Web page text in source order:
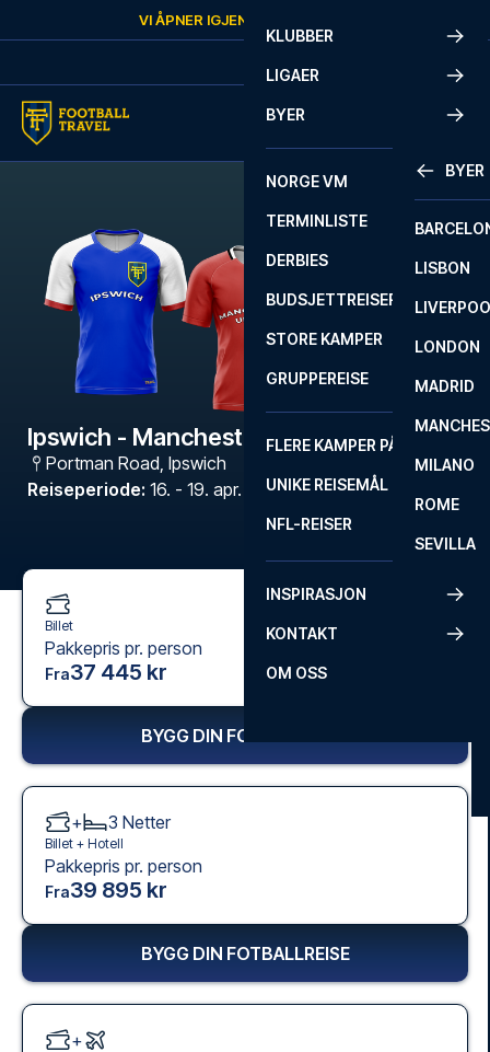
VI ÅPNER IGJEN
KLUBBER
LIGAER
BYER
BYER
LISBON
LONDON
MADRID
MILANO
ROME
SEVILLA
NORGE VM
TERMINLISTE
DERBIES
BUDSJETTREISER
STORE KAMPER
GRUPPEREISE
FLERE KAMPER PÅ ÉN REISE
UNIKE REISEMÅL
NFL-REISER
INSPIRASJON
KONTAKT
OM OSS
Ipswich - Manchester United
Portman Road, Ipswich
Reiseperiode: 16. - 19. apr. 2027
Billet
Pakkepris pr. person
Fra37 445 kr
BYGG DIN FOTBALLREISE
+ 3 Netter
Billet + Hotell
Pakkepris pr. person
Fra39 895 kr
BYGG DIN FOTBALLREISE
+